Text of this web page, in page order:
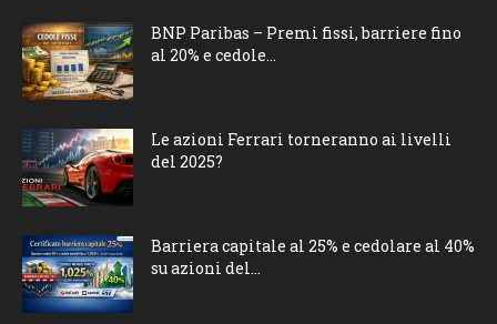
BNP Paribas – Premi fissi, barriere fino
al 20% e cedole...
Le azioni Ferrari torneranno ai livelli
del 2025?
Barriera capitale al 25% e cedolare al 40%
su azioni del...